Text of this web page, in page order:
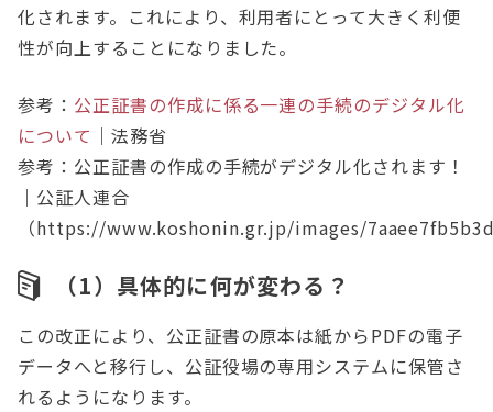
化されます。これにより、利用者にとって大きく利便
性が向上することになりました。
参考： 公正証書の作成に係る一連の手続のデジタル化
について ｜法務省
参考：公正証書の作成の手続がデジタル化されます！
｜公証人連合
（https://www.koshonin.gr.jp/images/
（1）具体的に何が変わる？
この改正により、公正証書の原本は紙からPDFの電子
データへと移行し、公証役場の専用システムに保管さ
れるようになります。